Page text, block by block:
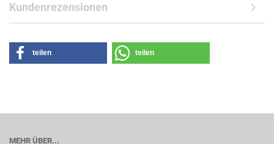
Kundenrezensionen
teilen teilen
MEHR ÜBER...